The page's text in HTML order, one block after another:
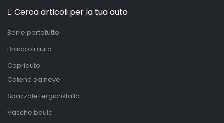
Cerca articoli per la tua auto
Barre portatutto
Braccioli auto
Copriauto
Catene da neve
Spazzole tergicristallo
Vasche baule